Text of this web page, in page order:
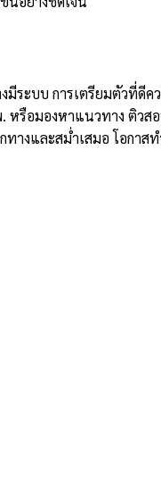
ระบบ การเตรียมตัวที่ดี
รือมองหาแนวทาง ติว
างและสม่ำเสมอ โอกา